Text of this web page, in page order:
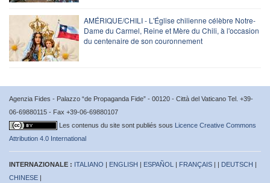
AMÉRIQUE/CHILI - L'Église chilienne célèbre Notre-
Dame du Carmel, Reine et Mère du Chili, à l'occasion
du centenaire de son couronnement
Agenzia Fides - Palazzo “de Propaganda Fide” - 00120 - Città del Vaticano Tel. +39-
06-69880115 - Fax +39-06-69880107
Les contenus du site sont publiés sous Licence Creative Commons
Attribution 4.0 International
INTERNAZIONALE : ITALIANO | ENGLISH | ESPAÑOL | FRANÇAIS | | DEUTSCH |
CHINESE |